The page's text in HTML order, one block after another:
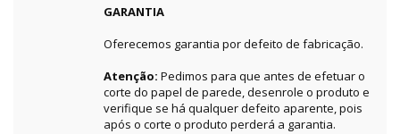
GARANTIA
Oferecemos garantia por defeito de fabricação.
Atenção: Pedimos para que antes de efetuar o
corte do papel de parede, desenrole o produto e
verifique se há qualquer defeito aparente, pois
após o corte o produto perderá a garantia.